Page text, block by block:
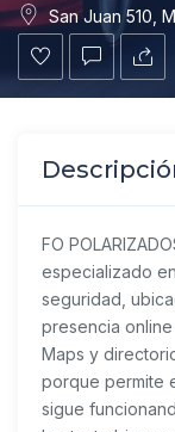
San Juan 510,
FO
especializado
seguridad,
presencia
Maps y
porque permite
sigue